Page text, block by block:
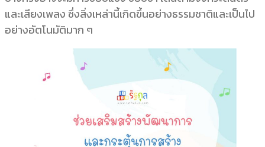
และเสียงเพลง ซึ่งสิ่งเหล่านี้เกิดขึ้นอย่างธรรมชาติและเป็นไป
อย่างอัตโนมัติมาก ๆ